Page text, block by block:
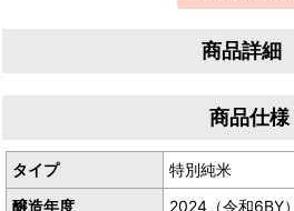
商品詳細
商品仕様
タイプ
特別純米
醸造年度
2024（令和6BY）